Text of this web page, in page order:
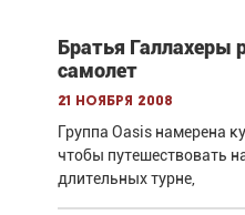
Братья Галлахеры
самолет
21 ноября 2008
Группа Oasis намерена
чтобы путешествовать
длительных турне,